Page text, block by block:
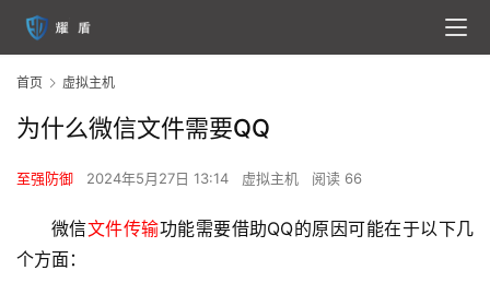
首页 虚拟主机
为什么微信文件需要QQ
至强防御 2024年5月27日 13:14 虚拟主机 阅读 66
微信文件传输功能需要借助QQ的原因可能在于以下几
个方面：